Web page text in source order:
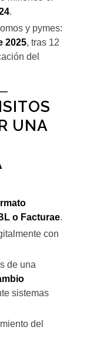
.
y pymes:
2025, tras 12
del
UNA
o Facturae.
con
de una
sistemas
del